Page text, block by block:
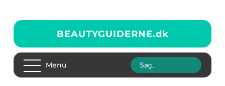
BEAUTYGUIDERNE.dk
Menu